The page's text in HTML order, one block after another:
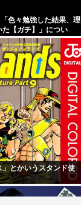
色々勉強した結果、理
【ガチ】」につい
とかいうスタンド使